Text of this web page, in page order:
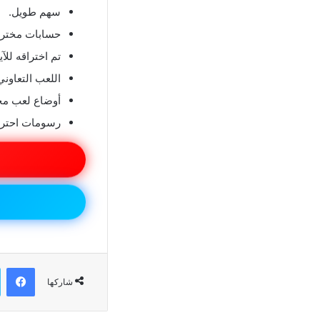
سهم طويل.
حسابات
تم اختراقه
اللعب
أوضاع لعب
رسومات
شاركها